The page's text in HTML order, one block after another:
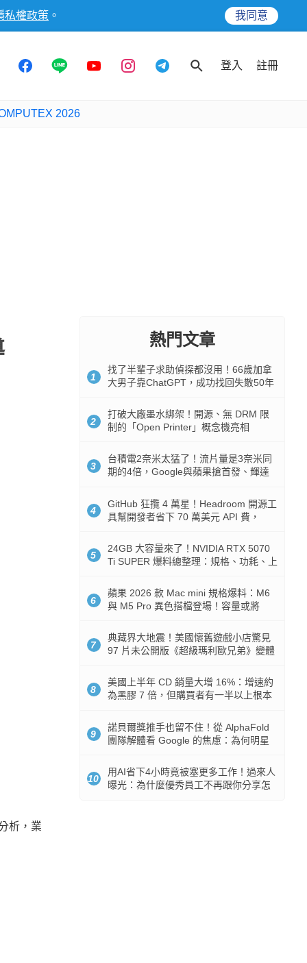
私權政策 。 我同意
登入 註冊
2026
析，業
熱門文章
1
找了半輩子求助偵探都沒用！66歲加拿
大男子靠ChatGPT，成功找回失散50年
2
打破大廠墨水綁架！開源、無 DRM 限
制的「Open Printer」概念機亮相
3
台積電2奈米太猛了！流片量是3奈米同
期的4倍，Google與蘋果搶首發、輝達
4
GitHub 狂攬 4 萬星！Headroom 開源工
具幫開發者省下 70 萬美元 API 費，
5
24GB 大容量來了！NVIDIA RTX 5070
Ti SUPER 爆料總整理：規格、功耗、上
6
蘋果 2026 款 Mac mini 規格爆料：M6
與 M5 Pro 異色搭檔登場！容量或將
7
典藏界大地震！美國懷舊遊戲小店驚見
97 片未公開版《超級瑪利歐兄弟》變體
8
美國上半年 CD 銷量大增 16%：增速約
為黑膠 7 倍，但購買者有一半以上根本
9
諾貝爾獎推手也留不住！從 AlphaFold
團隊解體看 Google 的焦慮：為何明星
10
用AI省下4小時竟被塞更多工作！過來人
曝光：為什麼優秀員工不再跟你分享怎